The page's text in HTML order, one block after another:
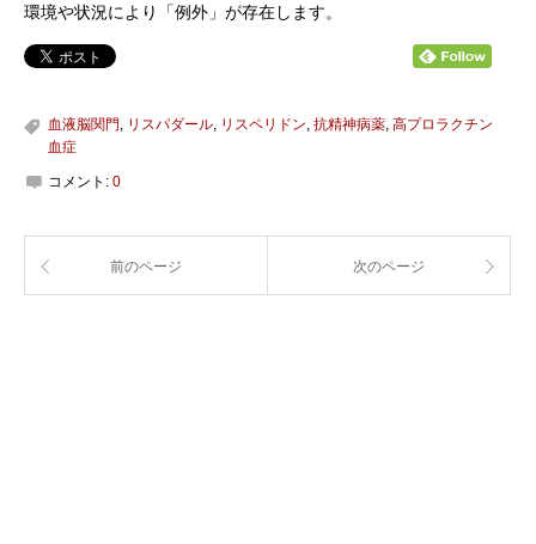
環境や状況により「例外」が存在します。
血液脳関門 リスパダール リスペリドン 抗精神病薬 高プロラクチン
血症
コメント: 0
前のページ 次のページ